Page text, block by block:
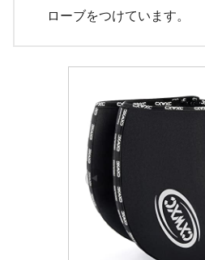
ローブをつけています。